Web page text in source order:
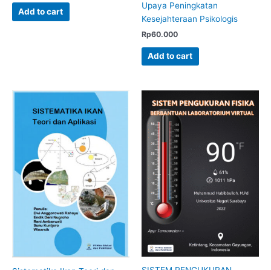
Add to cart
Upaya Peningkatan
Kesejahteraan Psikologis
Rp60.000
Add to cart